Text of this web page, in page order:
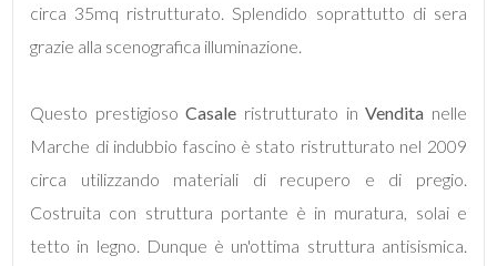
circa 35mq ristrutturato. Splendido soprattutto di sera
grazie alla scenografica illuminazione.
Questo prestigiosoCasale ristrutturato inVendita nelle
Marche di indubbio fascino è stato ristrutturato nel 2009
circa utilizzando materiali di recupero e di pregio.
Costruita con struttura portante è in muratura, solai e
tetto in legno. Dunque è un'ottima struttura antisismica.
Bagni
minimi
Qualsiasi